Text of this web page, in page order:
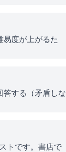
易度が上がるた
答する（矛盾しな
トです。書店で